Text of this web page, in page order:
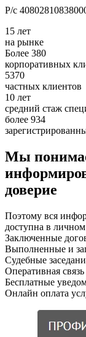
Р/с
15 лет
на рынке
Более 380
корпоративных
5370
частных клиентов
10 лет
средний стаж
более 934
Мы
доверие
Поэтому вся
доступна в
Заключенные
Выполненные и
Судебные
Оперативная
Бесплатные
Онлайн оплата